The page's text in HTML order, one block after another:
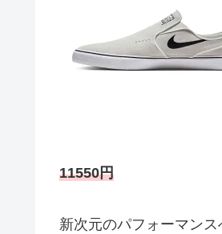
11550円
新次元のパフォーマンス